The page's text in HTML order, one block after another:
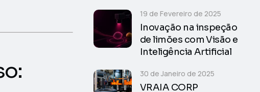
Inovação na inspeção
de limões com Visão e
Inteligência Artificial
19 de Fevereiro de 2025
VRAIA CORP
30 de Janeiro de 2025